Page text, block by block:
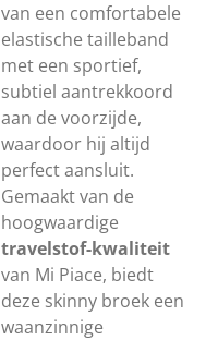
van een comfortabele
elastische tailleband
met een sportief,
subtiel aantrekkoord
aan de voorzijde,
waardoor hij altijd
perfect aansluit.
Gemaakt van de
hoogwaardige
travelstof-kwaliteit
van Mi Piace, biedt
deze skinny broek een
waanzinnige